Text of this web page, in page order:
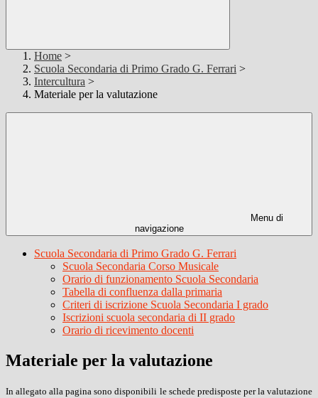
Home >
Scuola Secondaria di Primo Grado G. Ferrari >
Intercultura >
Materiale per la valutazione
Menu di
navigazione
Scuola Secondaria di Primo Grado G. Ferrari
Scuola Secondaria Corso Musicale
Orario di funzionamento Scuola Secondaria
Tabella di confluenza dalla primaria
Criteri di iscrizione Scuola Secondaria I grado
Iscrizioni scuola secondaria di II grado
Orario di ricevimento docenti
Materiale per la valutazione
In allegato alla pagina sono disponibili le schede predisposte per la valutazione